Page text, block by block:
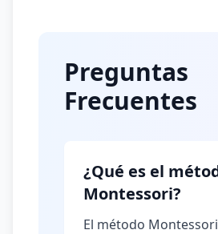
Preguntas
Frecuentes
¿Qué es el
Montessori?
El método